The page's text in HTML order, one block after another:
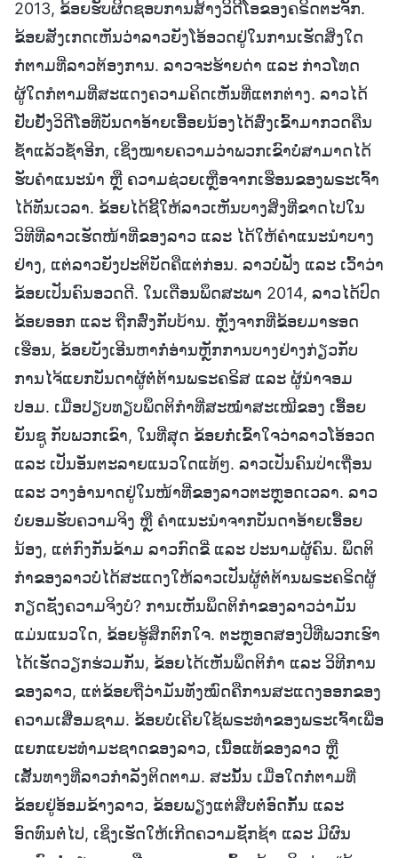
2013, ຂ້ອຍຮັບຜິດຊອບການສ້າງວິດີໂອຂອງຄຣິດຕະຈັກ.
ຂ້ອຍສັງເກດເຫັນວ່າລາວຍັງໂອ້ອວດຢູ່ໃນການເຮັດສິ່ງໃດ
ກໍຕາມທີ່ລາວຕ້ອງການ. ລາວຈະຮ້າຍດ່າ ແລະ ກ່າວໂທດ
ຜູ້ໃດກໍຕາມທີ່ສະແດງຄວາມຄິດເຫັນທີ່ແຕກຕ່າງ. ລາວໄດ້
ຢັບຢັ້ງວິດີໂອທີ່ບັນດາອ້າຍເອື້ອຍນ້ອງໄດ້ສົ່ງເຂົ້າມາກວດຄືນ
ຊ້ຳແລ້ວຊ້ຳອີກ, ເຊິ່ງໝາຍຄວາມວ່າພວກເຂົາບໍ່ສາມາດໄດ້
ຮັບຄໍາແນະນໍາ ຫຼື ຄວາມຊ່ວຍເຫຼືອຈາກເຮືອນຂອງພຣະເຈົ້າ
ໄດ້ທັນເວລາ. ຂ້ອຍໄດ້ຊີ້ໃຫ້ລາວເຫັນບາງສິ່ງທີ່ຂາດໄປໃນ
ວິທີທີ່ລາວເຮັດໜ້າທີ່ຂອງລາວ ແລະ ໄດ້ໃຫ້ຄໍາແນະນໍາບາງ
ຢ່າງ, ແຕ່ລາວຍັງປະຕິບັດຄືແຕ່ກ່ອນ. ລາວບໍ່ຟັງ ແລະ ເວົ້າວ່າ
ຂ້ອຍເປັນຄົນອວດດີ. ໃນເດືອນພຶດສະພາ 2014, ລາວໄດ້ປົດ
ຂ້ອຍອອກ ແລະ ຖືກສົ່ງກັບບ້ານ. ຫຼັງຈາກທີ່ຂ້ອຍມາຮອດ
ເຮືອນ, ຂ້ອຍບັງເອີນຫາກໍ່ອ່ານຫຼັກການບາງຢ່າງກ່ຽວກັບ
ການໄຈ້ແຍກບັນດາຜູ້ຕໍ່ຕ້ານພຣະຄຣິສ ແລະ ຜູ້ນໍາຈອມ
ປອມ. ເມື່ອປຽບທຽບພຶດຕິກໍາທີ່ສະໝໍ່າສະເໝີຂອງ ເອື້ອຍ
ຍັນຊູ ກັບພວກເຂົາ, ໃນທີ່ສຸດ ຂ້ອຍກໍ່ເຂົ້າໃຈວ່າລາວໂອ້ອວດ
ແລະ ເປັນອັນຕະລາຍແນວໃດແທ້ໆ. ລາວເປັນຄົນປ່າເຖື່ອນ
ແລະ ວາງອໍານາດຢູ່ໃນໜ້າທີ່ຂອງລາວຕະຫຼອດເວລາ. ລາວ
ບໍ່ຍອມຮັບຄວາມຈິງ ຫຼື ຄໍາແນະນໍາຈາກບັນດາອ້າຍເອື້ອຍ
ນ້ອງ, ແຕ່ກົງກັນຂ້າມ ລາວກົດຂີ່ ແລະ ປະນາມຜູ້ຄົນ. ພຶດຕິ
ກໍາຂອງລາວບໍ່ໄດ້ສະແດງໃຫ້ລາວເປັນຜູ້ຕໍ່ຕ້ານພຣະຄຣິດຜູ້
ກຽດຊັງຄວາມຈິງບໍ? ການເຫັນພຶດຕິກຳຂອງລາວວ່າມັນ
ແມ່ນແນວໃດ, ຂ້ອຍຮູ້ສຶກຕົກໃຈ. ຕະຫຼອດສອງປີທີ່ພວກເຮົາ
ໄດ້ເຮັດວຽກຮ່ວມກັນ, ຂ້ອຍໄດ້ເຫັນພຶດຕິກໍາ ແລະ ວິທີການ
ຂອງລາວ, ແຕ່ຂ້ອຍຖືວ່າມັນທັງໝົດຄືການສະແດງອອກຂອງ
ຄວາມເສື່ອມຊາມ. ຂ້ອຍບໍ່ເຄີຍໃຊ້ພຣະທໍາຂອງພຣະເຈົ້າເພື່ອ
ແຍກແຍະທຳມະຊາດຂອງລາວ, ເນື້ອແທ້ຂອງລາວ ຫຼື
ເສັ້ນທາງທີ່ລາວກໍາລັງຕິດຕາມ. ສະນັ້ນ ເມື່ອໃດກໍ່ຕາມທີ່
ຂ້ອຍຢູ່ອ້ອມຂ້າງລາວ, ຂ້ອຍພຽງແຕ່ສືບຕໍ່ອົດກັ້ນ ແລະ
ອົດທົນຕໍ່ໄປ, ເຊິ່ງເຮັດໃຫ້ເກີດຄວາມຊັກຊ້າ ແລະ ມີຜົນ